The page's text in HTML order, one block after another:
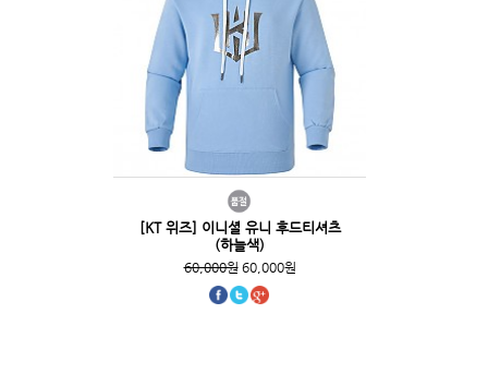
[KT 위즈] 이니셜 유니 후드티셔츠
(하늘색)
60,000원60,000원